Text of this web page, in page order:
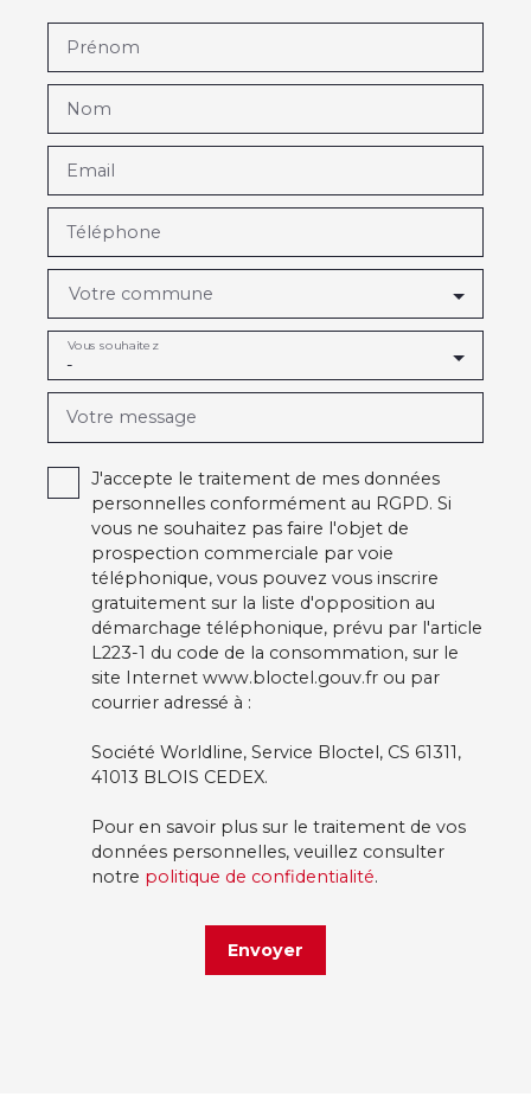
Prénom
Nom
Email
Téléphone
Votre commune
-
Vous souhaitez
Votre message
J'accepte le traitement de mes données
personnelles conformément au RGPD. Si
vous ne souhaitez pas faire l'objet de
prospection commerciale par voie
téléphonique, vous pouvez vous inscrire
gratuitement sur la liste d'opposition au
démarchage téléphonique, prévu par l'article
L223-1 du code de la consommation, sur le
site Internet www.bloctel.gouv.fr ou par
courrier adressé à :
Société Worldline, Service Bloctel, CS 61311,
41013 BLOIS CEDEX.
Pour en savoir plus sur le traitement de vos
données personnelles, veuillez consulter
notre politique de confidentialité.
Envoyer